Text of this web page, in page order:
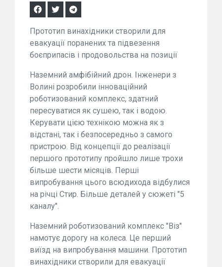
Прототип винахідники створили для
евакуації поранених та підвезення
боєприпасів і продовольства на позиції
Наземний амфібійний дрон. Інженери з
Волині розробили інноваційний
роботизований комплекс, здатний
пересуватися як сушею, так і водою.
Керувати цією технікою можна як з
відстані, так і безпосередньо з самого
пристрою. Від концепції до реалізації
першого прототипу пройшло лише трохи
більше шести місяців. Перші
випробування цього всюдихода відбулися
на річці Стир. Більше деталей у сюжеті "5
каналу".
Наземний роботизований комплекс "Віз"
намотує дорогу на колеса. Це перший
виїзд на випробування машини. Прототип
винахідники створили для евакуації